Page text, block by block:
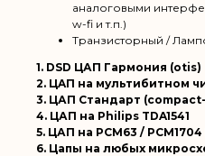
аналоговыми
w-fi и т.п.)
Транзисторный /
1. DSD ЦАП Гармония (otis)
2. ЦAП на мультибитном
3. ЦАП Стандарт
4. ЦАП на Philips TDA1541
5. ЦАП на PCM63 /
6. Цапы на любых